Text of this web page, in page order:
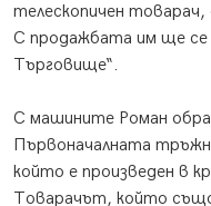
телескопичен
С продажбата им ще се
Търговище“.
С машините Роман
Първоначалната
който е произведен в
Товарачът, който